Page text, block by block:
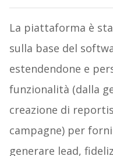
La piattaforma è
sulla base del
estendendone e
funzionalità (dalla
creazione di
campagne) per
generare lead,